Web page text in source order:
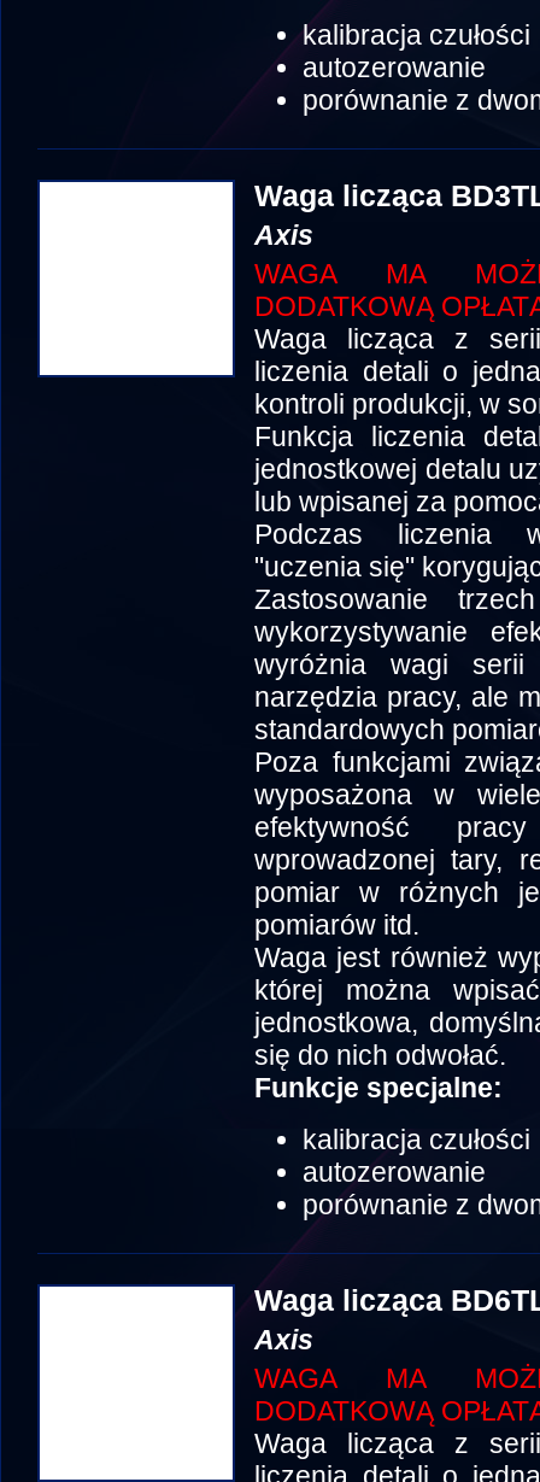
kalibracja czułości
autozerowanie
porównanie z
Waga licząca
Axis
WAGA MA
DODATKOWĄ
Waga licząca z
liczenia detali o
kontroli produkcji, w
Funkcja liczenia
jednostkowej detalu
lub wpisanej za
Podczas liczenia
"uczenia się"
Zastosowanie
wykorzystywanie
wyróżnia wagi serii
narzędzia pracy, ale
standardowych
Poza funkcjami
wyposażona w
efektywność
wprowadzonej tary,
pomiar w różnych
pomiarów itd.
Waga jest również
której można
jednostkowa,
się do nich odwołać.
Funkcje specjalne:
kalibracja czułości
autozerowanie
porównanie z
Waga licząca
Axis
WAGA MA
DODATKOWĄ
Waga licząca z